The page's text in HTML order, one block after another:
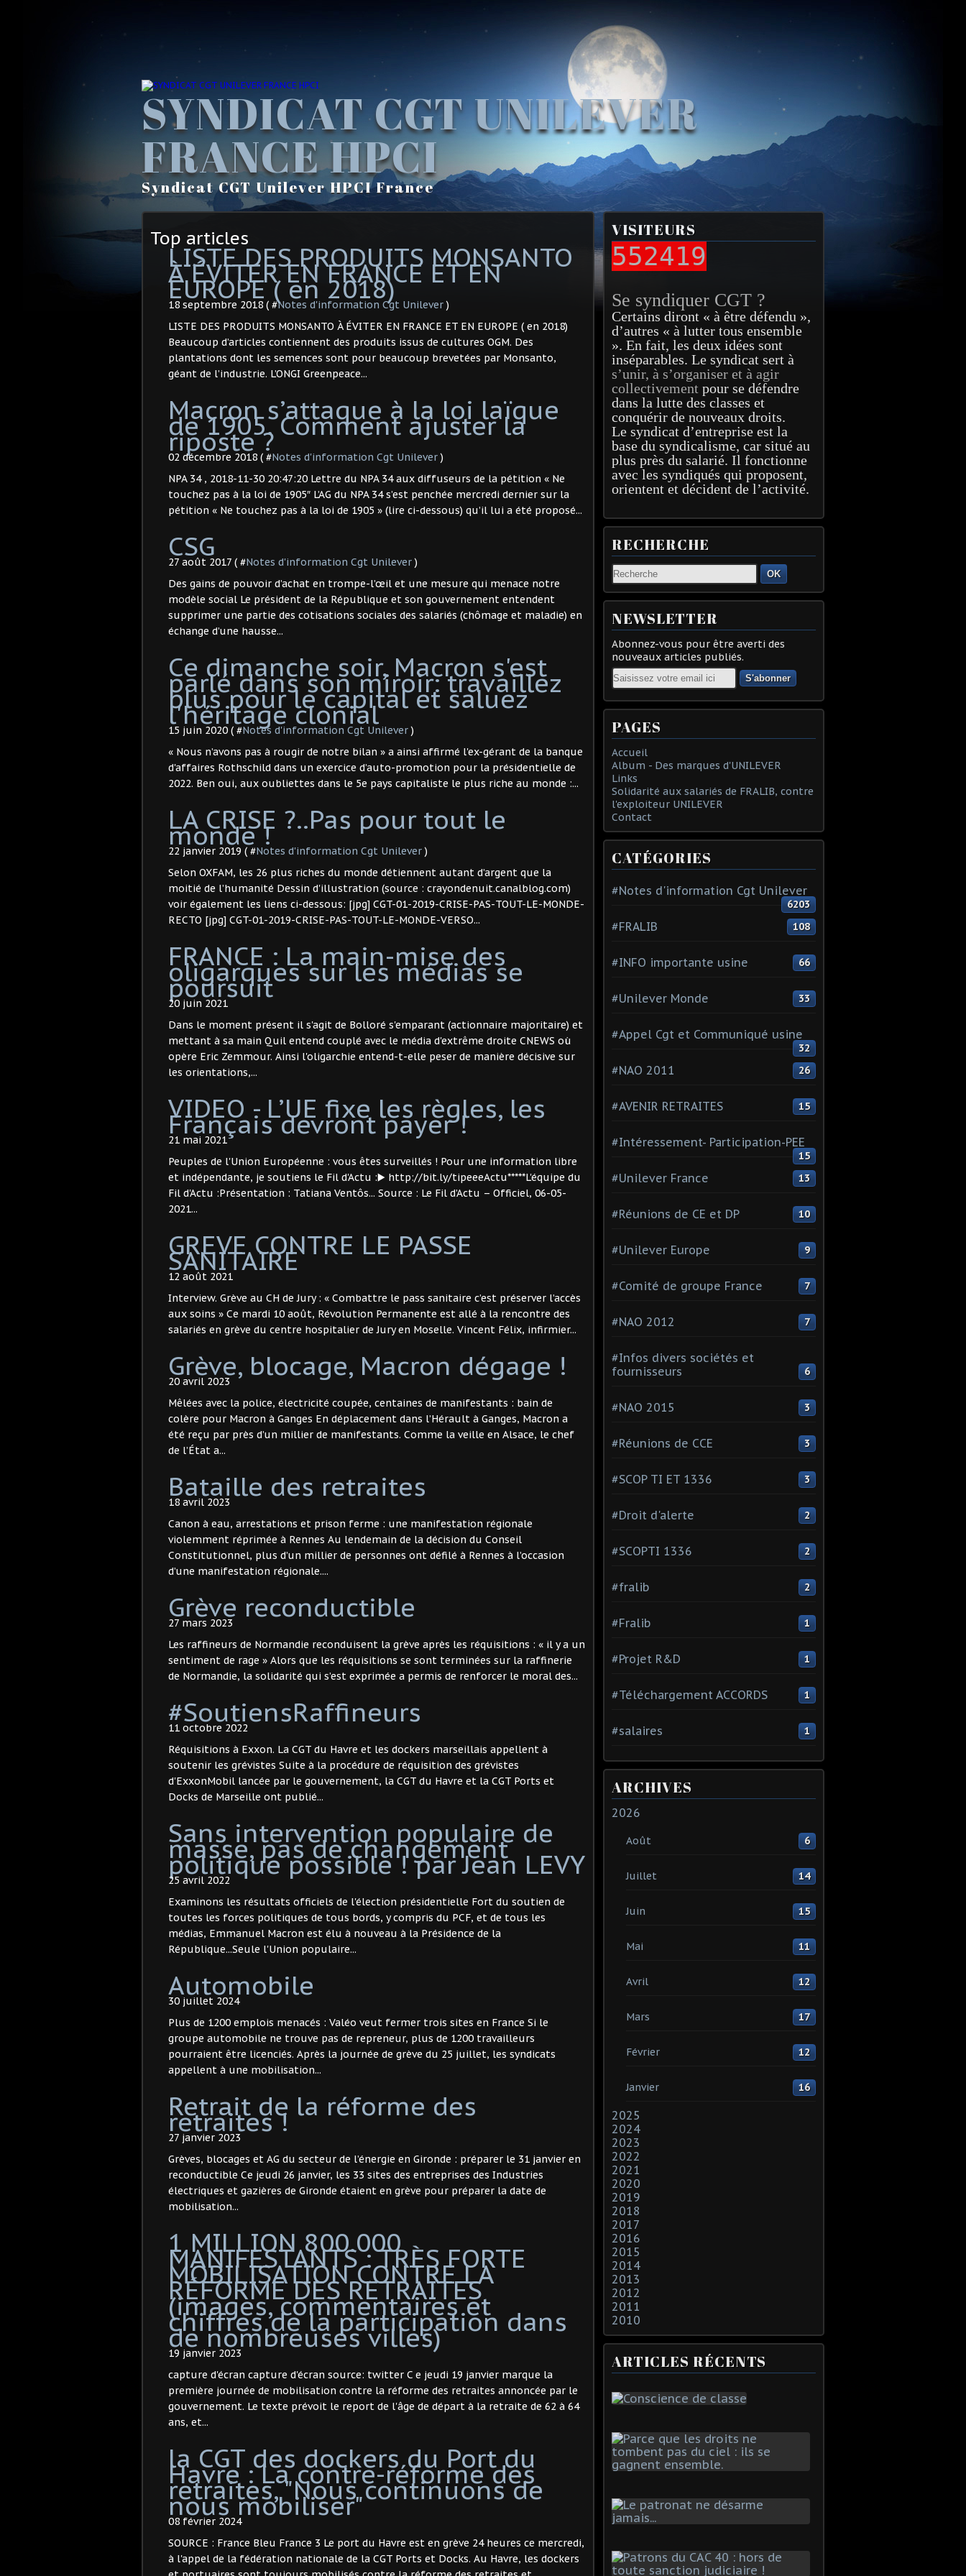
SYNDICAT CGT UNILEVER
FRANCE HPCI
Syndicat CGT Unilever HPCI France
Top articles
LISTE DES PRODUITS MONSANTO
À ÉVITER EN FRANCE ET EN
EUROPE ( en 2018)
18 septembre 2018 ( #Notes d'information Cgt Unilever)
LISTE DES PRODUITS MONSANTO À ÉVITER EN FRANCE ET EN EUROPE ( en 2018)
Beaucoup d’articles contiennent des produits issus de cultures OGM. Des
plantations dont les semences sont pour beaucoup brevetées par Monsanto,
géant de l’industrie. L’ONGI Greenpeace...
Macron s’attaque à la loi laïque
de 1905. Comment ajuster la
riposte ?
02 décembre 2018 ( #Notes d'information Cgt Unilever)
NPA 34 , 2018-11-30 20:47:20 Lettre du NPA 34 aux diffuseurs de la pétition « Ne
touchez pas à la loi de 1905″ L’AG du NPA 34 s’est penchée mercredi dernier sur la
pétition « Ne touchez pas à la loi de 1905 » (lire ci-dessous) qu’il lui a été proposé...
CSG
27 août 2017 ( #Notes d'information Cgt Unilever)
Des gains de pouvoir d’achat en trompe-l’œil et une mesure qui menace notre
modèle social Le président de la République et son gouvernement entendent
supprimer une partie des cotisations sociales des salariés (chômage et maladie) en
échange d’une hausse...
Ce dimanche soir, Macron s'est
parlé dans son miroir: travaillez
plus pour le capital et saluez
l'héritage clonial
15 juin 2020 ( #Notes d'information Cgt Unilever)
« Nous n’avons pas à rougir de notre bilan » a ainsi affirmé l'ex-gérant de la banque
d'affaires Rothschild dans un exercice d’auto-promotion pour la présidentielle de
2022. Ben oui, aux oubliettes dans le 5e pays capitaliste le plus riche au monde :...
LA CRISE ?..Pas pour tout le
monde !
22 janvier 2019 ( #Notes d'information Cgt Unilever)
Selon OXFAM, les 26 plus riches du monde détiennent autant d’argent que la
moitié de l’humanité Dessin d'illustration (source : crayondenuit.canalblog.com)
voir également les liens ci-dessous: [jpg] CGT-01-2019-CRISE-PAS-TOUT-LE-MONDE-
RECTO [jpg] CGT-01-2019-CRISE-PAS-TOUT-LE-MONDE-VERSO...
FRANCE : La main-mise des
oligarques sur les médias se
poursuit
20 juin 2021
Dans le moment présent il s'agit de Bolloré s'emparant (actionnaire majoritaire) et
mettant à sa main Quil entend couplé avec le média d'extrême droite CNEWS où
opère Eric Zemmour. Ainsi l'oligarchie entend-t-elle peser de manière décisive sur
les orientations,...
VIDEO - L’UE fixe les règles, les
Français devront payer !
21 mai 2021
Peuples de l'Union Européenne : vous êtes surveillés ! Pour une information libre
et indépendante, je soutiens le Fil d'Actu :▶️ http://bit.ly/tipeeeActu*****L'équipe du
Fil d'Actu :Présentation : Tatiana Ventôs... Source : Le Fil d’Actu – Officiel, 06-05-
2021...
GREVE CONTRE LE PASSE
SANITAIRE
12 août 2021
Interview. Grève au CH de Jury : « Combattre le pass sanitaire c’est préserver l’accès
aux soins » Ce mardi 10 août, Révolution Permanente est allé à la rencontre des
salariés en grève du centre hospitalier de Jury en Moselle. Vincent Félix, infirmier...
Grève, blocage, Macron dégage !
20 avril 2023
Mêlées avec la police, électricité coupée, centaines de manifestants : bain de
colère pour Macron à Ganges En déplacement dans l’Hérault à Ganges, Macron a
été reçu par près d’un millier de manifestants. Comme la veille en Alsace, le chef
de l’État a...
Bataille des retraites
18 avril 2023
Canon à eau, arrestations et prison ferme : une manifestation régionale
violemment réprimée à Rennes Au lendemain de la décision du Conseil
Constitutionnel, plus d’un millier de personnes ont défilé à Rennes à l’occasion
d’une manifestation régionale....
Grève reconductible
27 mars 2023
Les raffineurs de Normandie reconduisent la grève après les réquisitions : « il y a un
sentiment de rage » Alors que les réquisitions se sont terminées sur la raffinerie
de Normandie, la solidarité qui s’est exprimée a permis de renforcer le moral des...
#SoutiensRaffineurs
11 octobre 2022
Réquisitions à Exxon. La CGT du Havre et les dockers marseillais appellent à
soutenir les grévistes Suite à la procédure de réquisition des grévistes
d'ExxonMobil lancée par le gouvernement, la CGT du Havre et la CGT Ports et
Docks de Marseille ont publié...
Sans intervention populaire de
masse, pas de changement
politique possible ! par Jean LEVY
25 avril 2022
Examinons les résultats officiels de l'élection présidentielle Fort du soutien de
toutes les forces politiques de tous bords, y compris du PCF, et de tous les
médias, Emmanuel Macron est élu à nouveau à la Présidence de la
République...Seule l'Union populaire...
Automobile
30 juillet 2024
Plus de 1200 emplois menacés : Valéo veut fermer trois sites en France Si le
groupe automobile ne trouve pas de repreneur, plus de 1200 travailleurs
pourraient être licenciés. Après la journée de grève du 25 juillet, les syndicats
appellent à une mobilisation...
Retrait de la réforme des
retraites !
27 janvier 2023
Grèves, blocages et AG du secteur de l’énergie en Gironde : préparer le 31 janvier en
reconductible Ce jeudi 26 janvier, les 33 sites des entreprises des Industries
électriques et gazières de Gironde étaient en grève pour préparer la date de
mobilisation...
1 MILLION 800.000
MANIFESTANTS : TRÈS FORTE
MOBILISATION CONTRE LA
RÉFORME DES RETRAITES
(images, commentaires et
chiffres de la participation dans
de nombreuses villes)
19 janvier 2023
capture d'écran capture d'écran source: twitter C e jeudi 19 janvier marque la
première journée de mobilisation contre la réforme des retraites annoncée par le
gouvernement. Le texte prévoit le report de l'âge de départ à la retraite de 62 à 64
ans, et...
la CGT des dockers du Port du
Havre : La contre-réforme des
retraites, "Nous continuons de
nous mobiliser"
08 février 2024
SOURCE : France Bleu France 3 Le port du Havre est en grève 24 heures ce mercredi,
à l'appel de la fédération nationale de la CGT Ports et Docks. Au Havre, les dockers
VISITEURS
552419
Se syndiquer CGT ?
Certains diront « à être défendu »,
d’autres « à lutter tous ensemble
». En fait, les deux idées sont
inséparables. Le syndicat sert à
s’unir, à s’organiser et à agir
collectivement pour se défendre
dans la lutte des classes et
conquérir de nouveaux droits.
Le syndicat d’entreprise est la
base du syndicalisme, car situé au
plus près du salarié. Il fonctionne
avec les syndiqués qui proposent,
orientent et décident de l’activité.
RECHERCHE
OK
NEWSLETTER
Abonnez-vous pour être averti des
nouveaux articles publiés.
Email
PAGES
Accueil
Album - Des marques d'UNILEVER
Links
Solidarité aux salariés de FRALIB, contre
l'exploiteur UNILEVER
Contact
CATÉGORIES
#Notes d'information Cgt Unilever
6203
#FRALIB 108
#INFO importante usine 66
#Unilever Monde 33
#Appel Cgt et Communiqué usine
32
#NAO 2011 26
#AVENIR RETRAITES 15
#Intéressement- Participation-PEE
15
#Unilever France 13
#Réunions de CE et DP 10
#Unilever Europe 9
#Comité de groupe France 7
#NAO 2012 7
#Infos divers sociétés et
fournisseurs
6
#NAO 2015 3
#Réunions de CCE 3
#SCOP TI ET 1336 3
#Droit d'alerte 2
#SCOPTI 1336 2
#fralib 2
#Fralib 1
#Projet R&D 1
#Téléchargement ACCORDS 1
#salaires 1
ARCHIVES
2026
Août 6
Juillet 14
Juin 15
Mai 11
Avril 12
Mars 17
Février 12
Janvier 16
2025
2024
2023
2022
2021
2020
2019
2018
2017
2016
2015
2014
2013
2012
2011
2010
ARTICLES RÉCENTS